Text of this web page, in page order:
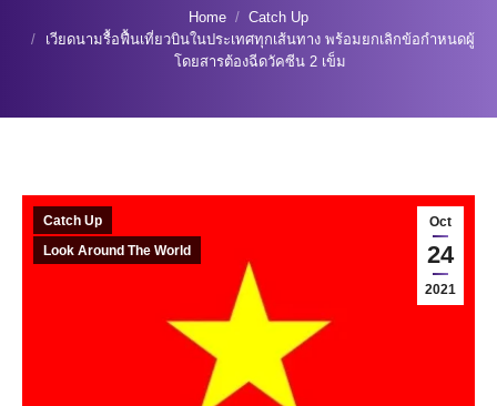
Home
Catch Up
เวียดนามรื้อฟื้นเที่ยวบินในประเทศทุกเส้นทาง พร้อมยกเลิกข้อกำหนดผู้
โดยสารต้องฉีดวัคซีน 2 เข็ม
Oct
24
2021
Catch Up
Look Around The World